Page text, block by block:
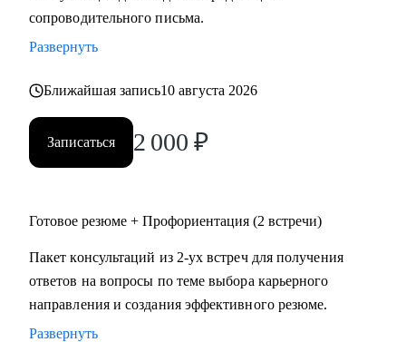
сопроводительного письма.
Развернуть
Ближайшая запись10 августа 2026
Записаться 2 000 ₽
Готовое резюме + Профориентация (2 встречи)
Пакет консультаций из 2-ух встреч для получения
ответов на вопросы по теме выбора карьерного
направления и создания эффективного резюме.
Развернуть